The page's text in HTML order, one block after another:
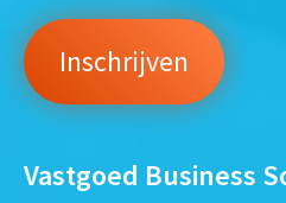
Vastgoed Business